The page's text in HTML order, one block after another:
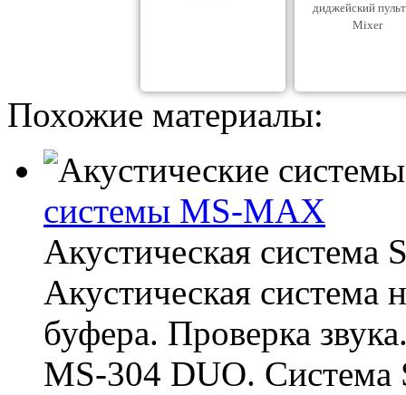
диджейский
Mixer
Похожие материалы:
системы MS-MAX
Акустическая
Акустическая
буфера. Проверка
MS-304 DUO. Система